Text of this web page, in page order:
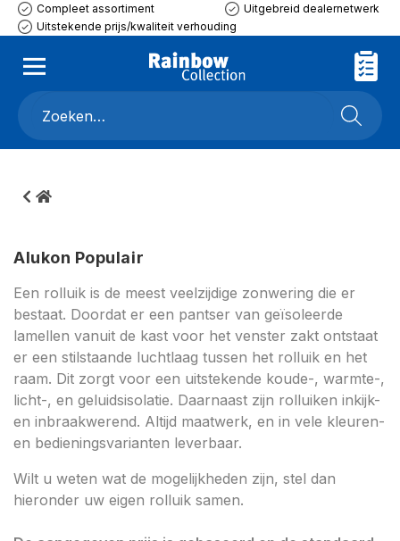
Compleet assortiment
Uitgebreid dealernetwerk
Uitstekende prijs/kwaliteit verhouding
Alukon Populair
Een rolluik is de meest veelzijdige zonwering die er
bestaat. Doordat er een pantser van geïsoleerde
lamellen vanuit de kast voor het venster zakt ontstaat
er een stilstaande luchtlaag tussen het rolluik en het
raam. Dit zorgt voor een uitstekende koude-, warmte-,
licht-, en geluidsisolatie. Daarnaast zijn rolluiken inkijk-
en inbraakwerend. Altijd maatwerk, en in vele kleuren-
en bedieningsvarianten leverbaar.
Wilt u weten wat de mogelijkheden zijn, stel dan
hieronder uw eigen rolluik samen.